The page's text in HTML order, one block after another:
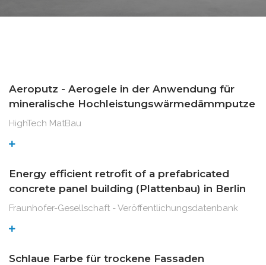
Aeroputz - Aerogele in der Anwendung für
mineralische Hochleistungswärmedämmputze
HighTech MatBau
Energy efficient retrofit of a prefabricated
concrete panel building (Plattenbau) in Berlin
Fraunhofer-Gesellschaft - Veröffentlichungsdatenbank
Schlaue Farbe für trockene Fassaden